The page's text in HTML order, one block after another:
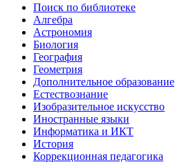
Поиск по библиотеке
Алгебра
Астрономия
Биология
География
Геометрия
Дополнительное образование
Естествознание
Изобразительное искусство
Иностранные языки
Информатика и ИКТ
История
Коррекционная педагогика